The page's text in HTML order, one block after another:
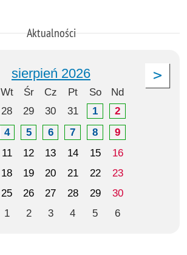
Aktualności
sierpień 2026
Wt Śr Cz Pt So
Nd
28 29 30 31 1
2
4 5 6 7 8
9
11 12 13 14 15
16
18 19 20 21 22
23
25 26 27 28 29
30
1 2 3 4 5 6